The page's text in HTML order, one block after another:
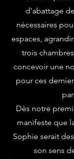
d'abattage
nécessaires
espaces,
trois
concevoir une
pour ces
Dès notre
manifeste que
Sophie serait
son sens